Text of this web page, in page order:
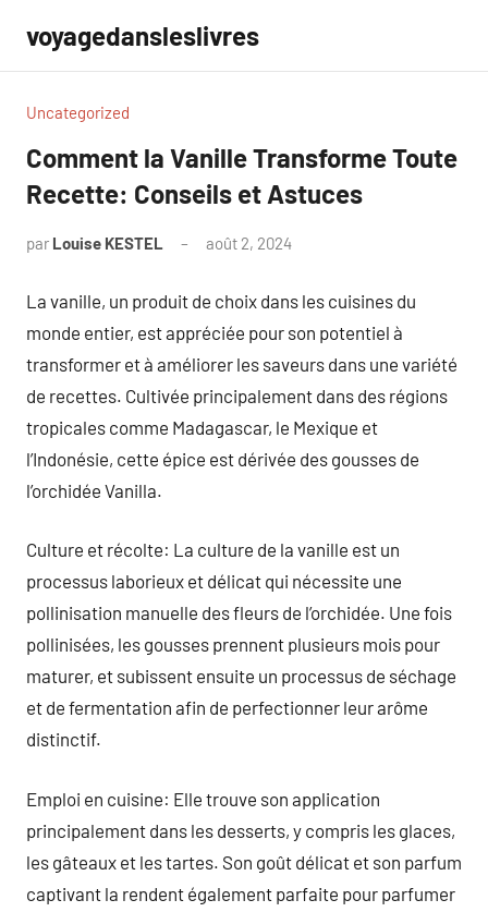
contenu
voyagedansleslivres
Uncategorized
Comment la Vanille Transforme Toute
Recette: Conseils et Astuces
par Louise KESTEL août 2, 2024
La vanille, un produit de choix dans les cuisines du
monde entier, est appréciée pour son potentiel à
transformer et à améliorer les saveurs dans une variété
de recettes. Cultivée principalement dans des régions
tropicales comme Madagascar, le Mexique et
l’Indonésie, cette épice est dérivée des gousses de
l’orchidée Vanilla.
Culture et récolte: La culture de la vanille est un
processus laborieux et délicat qui nécessite une
pollinisation manuelle des fleurs de l’orchidée. Une fois
pollinisées, les gousses prennent plusieurs mois pour
maturer, et subissent ensuite un processus de séchage
et de fermentation afin de perfectionner leur arôme
distinctif.
Emploi en cuisine: Elle trouve son application
principalement dans les desserts, y compris les glaces,
les gâteaux et les tartes. Son goût délicat et son parfum
captivant la rendent également parfaite pour parfumer